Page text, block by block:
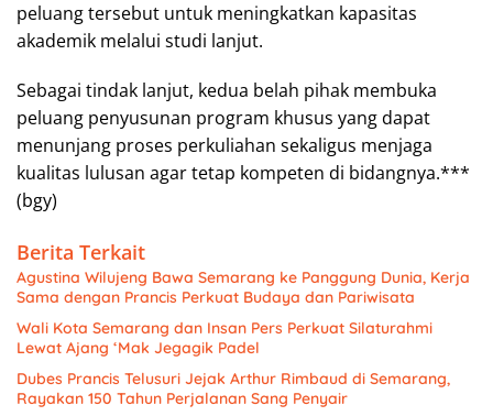
peluang tersebut untuk meningkatkan kapasitas
akademik melalui studi lanjut.
Sebagai tindak lanjut, kedua belah pihak membuka
peluang penyusunan program khusus yang dapat
menunjang proses perkuliahan sekaligus menjaga
kualitas lulusan agar tetap kompeten di bidangnya.***
(bgy)
Berita Terkait
Agustina Wilujeng Bawa Semarang ke Panggung Dunia, Kerja
Sama dengan Prancis Perkuat Budaya dan Pariwisata
Wali Kota Semarang dan Insan Pers Perkuat Silaturahmi
Lewat Ajang ‘Mak Jegagik Padel
Dubes Prancis Telusuri Jejak Arthur Rimbaud di Semarang,
Rayakan 150 Tahun Perjalanan Sang Penyair